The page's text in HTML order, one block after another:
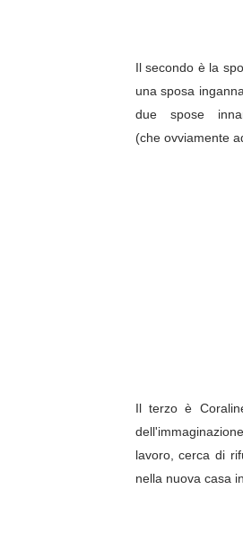
Il secondo è la
una sposa
due spose
(che ovviamente
Il terzo è
lavoro, cerca di
nella nuova casa